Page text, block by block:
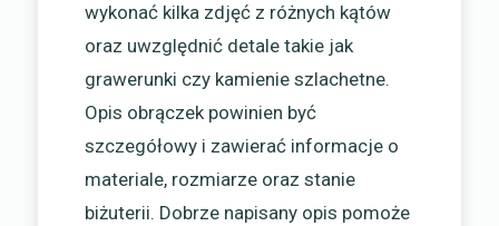
wykonać kilka zdjęć z różnych kątów
oraz uwzględnić detale takie jak
grawerunki czy kamienie szlachetne.
Opis obrączek powinien być
szczegółowy i zawierać informacje o
materiale, rozmiarze oraz stanie
biżuterii. Dobrze napisany opis pomoże